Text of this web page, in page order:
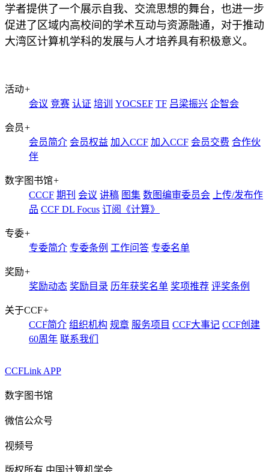
学者提供了一个展示自我、交流思想的舞台，也进一步
促进了区域内高校间的学术互动与资源融通，对于推动
大湾区计算机学科的发展与人才培养具有积极意义。
活动+
会议 竞赛 认证 培训 YOCSEF TF 吕梁振兴 企智会
会员+
会员简介 会员权益 加入CCF 加入CCF 会员交费 合作伙
伴
数字图书馆+
CCCF 期刊 会议 讲稿 图集 数图编审委员会
上传/发布作
品 CCF DL Focus 订阅《计算》
专委+
专委简介 专委条例 工作问答 专委名单
奖励+
奖励动态 奖励目录 历年获奖名单 奖项推荐 评奖条例
关于CCF+
CCF简介 组织机构 规章 服务项目 CCF大事记 CCF创建
60周年 联系我们
CCFLink APP
数字图书馆
微信公众号
视频号